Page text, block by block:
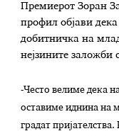
Премиерот Зоран
профил објави дека
добитничка на
нејзините заложби
-Често велиме дека
оставиме иднина на
градат